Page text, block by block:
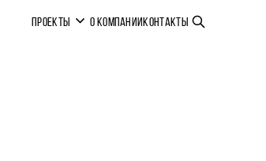
ПРОЕКТЫ О КОМПАНИИКОНТАКТЫ